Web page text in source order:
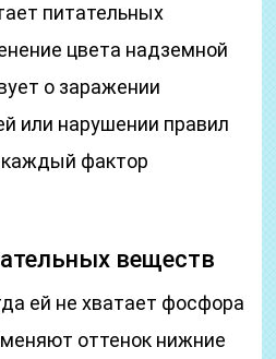
питательных
цвета надземной
о заражении
или нарушении правил
фактор
веществ
ей не хватает фосфора
оттенок нижние